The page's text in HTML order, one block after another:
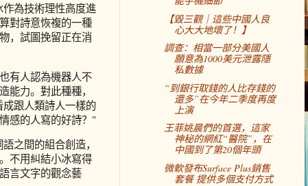
為技術理性高度進
對詩意恢複的一種
，試圖挽留正在消
有人認為機器人不
能力。對此種種，
跟人類詩人一樣的
感的人寫的好詩？"
之間的組合創造，
不用糾結小冰寫得
言文字的觀念藝
【毀三觀｜這些中國人良
心大大地壞了！】
調查：相當一部分美國人
願意為1000美元泄露隱
私數據
“到銀行取錢的人比存錢的
還多”在今年二季度再度
上演
王菲姚晨們的首選，這家
神秘的網紅“醫院”，在
中國到了第20個年頭
微軟發布Surface Plus銷售
套餐 提供多個支付方式